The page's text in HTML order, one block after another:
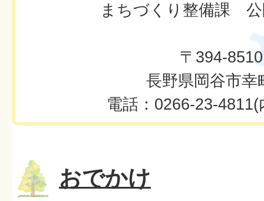
まちづくり整備課 公
〒394-8510
長野県岡谷市幸
電話：0266-23-
おでかけ